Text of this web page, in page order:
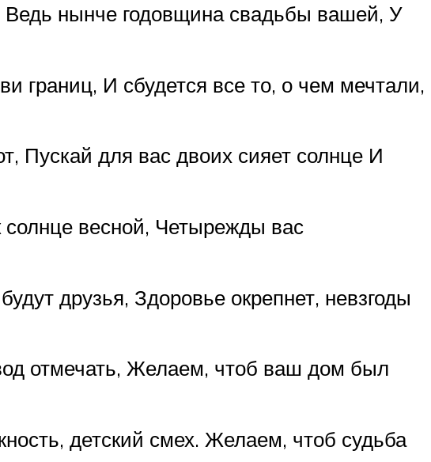
Ведь нынче годовщина свадьбы вашей, У
границ, И сбудется все то, о чем мечтали,
Пускай для вас двоих сияет солнце И
весной, Четырежды вас
друзья, Здоровье окрепнет, невзгоды
отмечать, Желаем, чтоб ваш дом был
детский смех. Желаем, чтоб судьба